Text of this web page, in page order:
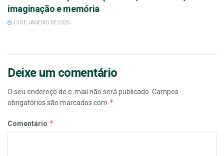
imaginação e memória
13 DE JANEIRO DE 2025
Deixe um comentário
O seu endereço de e-mail não será publicado. Campos
obrigatórios são marcados com *
Comentário *